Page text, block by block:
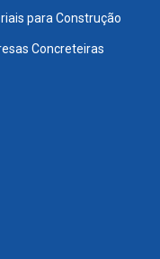
para Construção
Concreteiras